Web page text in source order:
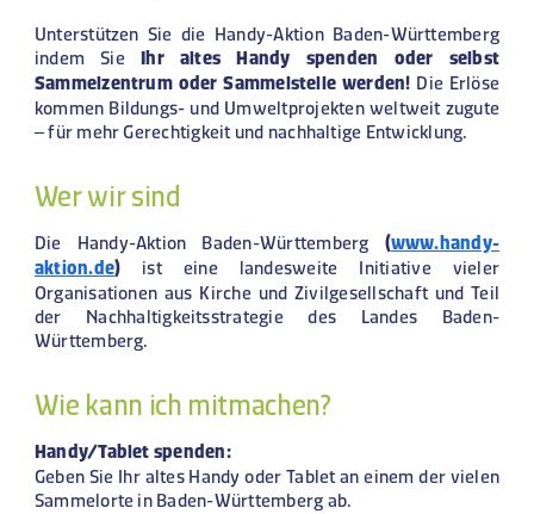
Unterstützen Sie die Handy-Aktion Baden-Württemberg
indem SieIhr altes Handy spenden oder selbst
Sammelzentrum oder Sammelstelle werden! Die Erlöse
kommen Bildungs- und Umweltprojekten weltweit zugute
– für mehr Gerechtigkeit und nachhaltige Entwicklung.
Wer wir sind
Die Handy-Aktion Baden-Württemberg (www.handy-
aktion.de) ist eine landesweite Initiative vieler
Organisationen aus Kirche und Zivilgesellschaft und Teil
der Nachhaltigkeitsstrategie des Landes Baden-
Württemberg.
Wie kann ich mitmachen?
Handy/Tablet spenden:
Geben Sie Ihr altes Handy oder Tablet an einem der vielen
Sammelorte in Baden-Württemberg ab.